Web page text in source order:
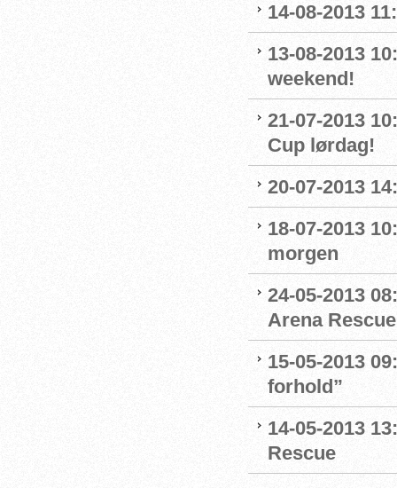
14-08-2013
13-08-2013
weekend!
21-07-2013
Cup lørdag!
20-07-2013
18-07-2013
morgen
24-05-2013
Arena Rescue
15-05-2013
forhold”
14-05-2013
Rescue